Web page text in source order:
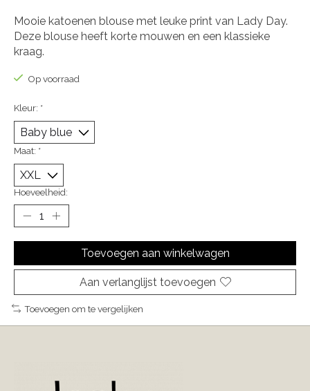
Mooie katoenen blouse met leuke print van Lady Day.
Deze blouse heeft korte mouwen en een klassieke
kraag.
Op voorraad
Kleur: *
Maat: *
Hoeveelheid:
Toevoegen aan winkelwagen
Aan verlanglijst toevoegen
Toevoegen om te vergelijken